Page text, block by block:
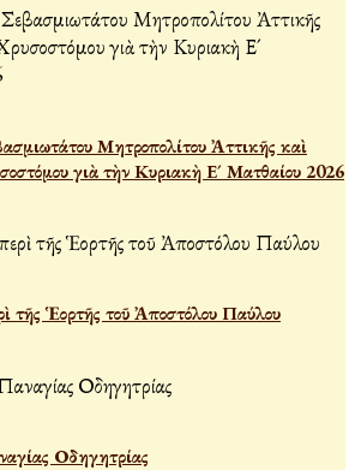
Μητροπολίτου Ἀττικῆς καὶ
γιὰ τὴν Κυριακὴ Ε´ Ματθαίου 2026
τῆς Ἑορτῆς τοῦ Ἀποστόλου Παύλου
Οδηγητρίας